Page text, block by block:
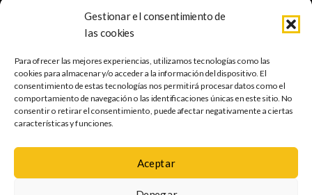
Gestionar el consentimiento de
las cookies
Para ofrecer las mejores experiencias, utilizamos tecnologías como las
cookies para almacenar y/o acceder a la información del dispositivo. El
consentimiento de estas tecnologías nos permitirá procesar datos como el
comportamiento de navegación o las identificaciones únicas en este sitio. No
consentir o retirar el consentimiento, puede afectar negativamente a ciertas
características y funciones.
Aceptar
Aviso legal
Política de
privacidad
Política de cookies
Mapa web Accesibilidad
PROGRAMA KIT DIGITAL COFINANCIADO POR LOS FONDOS
NEXT GENERATION (EU) DEL MERCANISMO DE